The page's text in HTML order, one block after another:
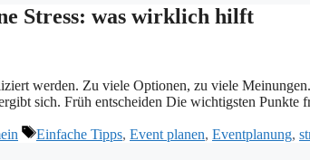
Stress: was wirklich hilft
werden. Zu viele Optionen, zu viele
sich. Früh entscheiden Die wichtigsten
Tags
Einfache Tipps, Event planen, Eventplanung,